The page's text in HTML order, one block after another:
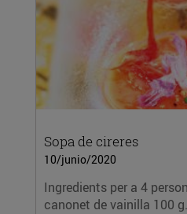
Sopa de cireres
10/junio/2020
Ingredients per a 4
canonet de vainilla 100